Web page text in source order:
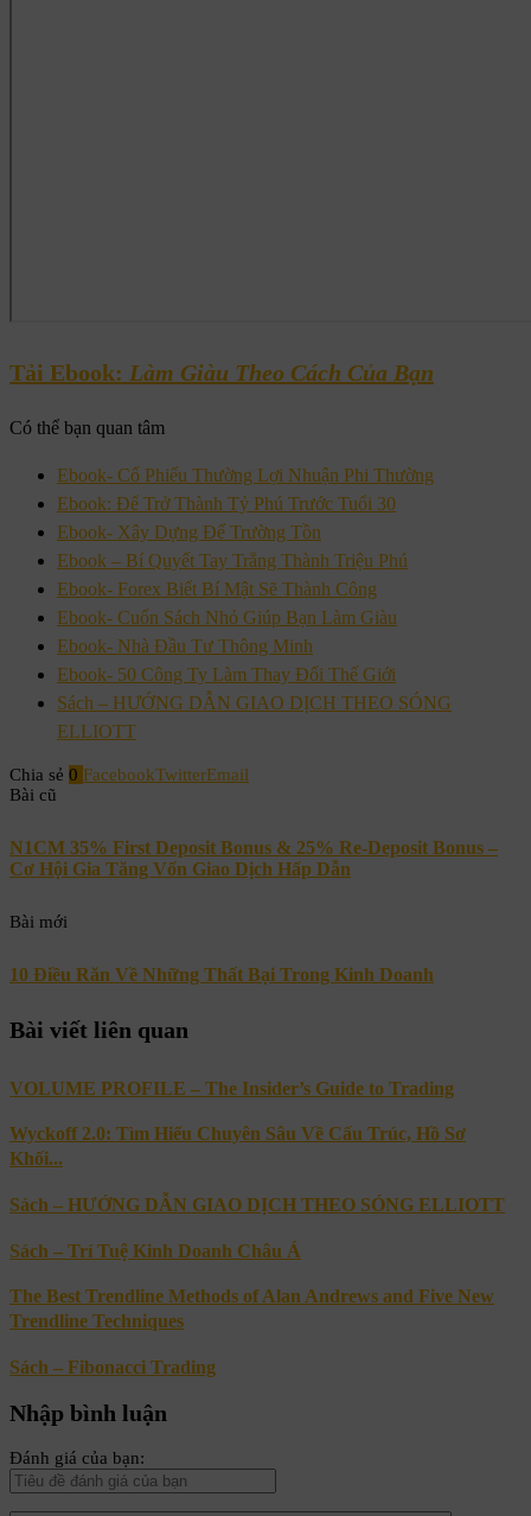
Tải Ebook: Làm Giàu Theo Cách Của Bạn
Có thể bạn quan tâm
Ebook- Cổ Phiếu Thường Lợi Nhuận Phi Thường
Ebook: Để Trở Thành Tỷ Phú Trước Tuổi 30
Ebook- Xây Dựng Để Trường Tồn
Ebook – Bí Quyết Tay Trắng Thành Triệu Phú
Ebook- Forex Biết Bí Mật Sẽ Thành Công
Ebook- Cuốn Sách Nhỏ Giúp Bạn Làm Giàu
Ebook- Nhà Đầu Tư Thông Minh
Ebook- 50 Công Ty Làm Thay Đổi Thế Giới
Sách – HƯỚNG DẪN GIAO DỊCH THEO SÓNG
ELLIOTT
Chia sẻ 0 FacebookTwitterEmail
Bài cũ
N1CM 35% First Deposit Bonus & 25% Re-Deposit Bonus –
Cơ Hội Gia Tăng Vốn Giao Dịch Hấp Dẫn
Bài mới
10 Điều Răn Về Những Thất Bại Trong Kinh Doanh
Bài viết liên quan
VOLUME PROFILE – The Insider’s Guide to Trading
Wyckoff 2.0: Tìm Hiểu Chuyên Sâu Về Cấu Trúc, Hồ Sơ
Khối...
Sách – HƯỚNG DẪN GIAO DỊCH THEO SÓNG ELLIOTT
Sách – Trí Tuệ Kinh Doanh Châu Á
The Best Trendline Methods of Alan Andrews and Five New
Trendline Techniques
Sách – Fibonacci Trading
Nhập bình luận
Đánh giá của bạn: